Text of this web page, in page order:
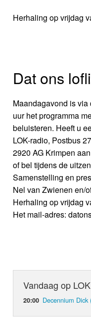
Herhaling op vrijdag
Dat ons
Maandagavond is via
uur het programma
beluisteren. Heeft u
LOK-radio, Postbus
2920 AG Krimpen
of bel tijdens de
Samenstelling en
Nel van Zwienen en/
Herhaling op vrijdag
Het mail-adres:
Vandaag op
20:00 Decennium Dick